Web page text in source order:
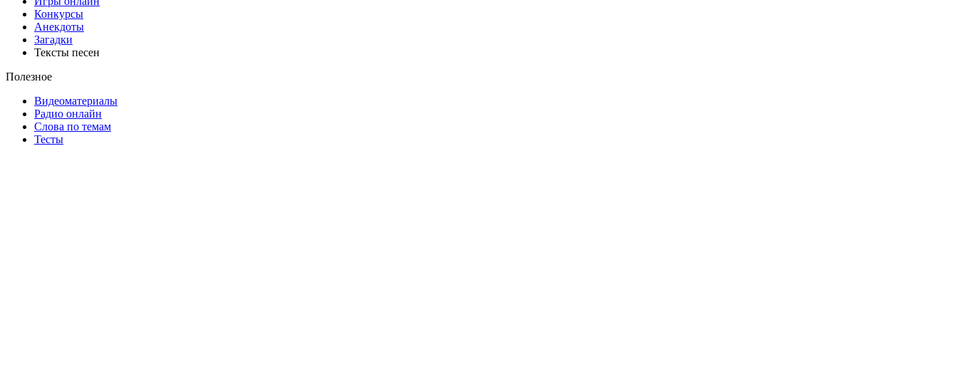
Конкурсы
Анекдоты
Загадки
Тексты песен
Полезное
Видеоматериалы
Радио онлайн
Слова по темам
Тесты